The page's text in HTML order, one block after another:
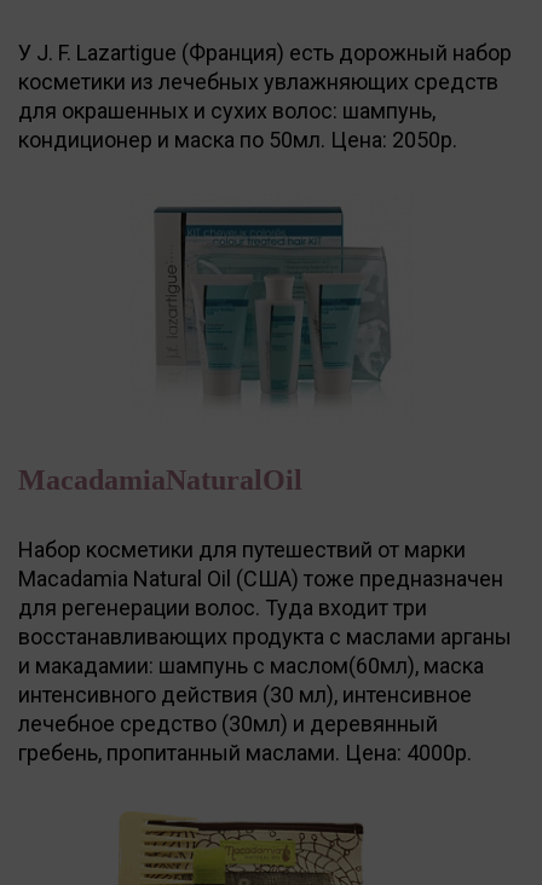
У J. F. Lazartigue (Франция) есть дорожный набор
косметики из лечебных увлажняющих средств
для окрашенных и сухих волос: шампунь,
кондиционер и маска по 50мл. Цена: 2050р.
MacadamiaNaturalOil
Набор косметики для путешествий от марки
Macadamia Natural Oil (США) тоже предназначен
для регенерации волос. Туда входит три
восстанавливающих продукта с маслами арганы
и макадамии: шампунь с маслом(60мл), маска
интенсивного действия (30 мл), интенсивное
лечебное средство (30мл) и деревянный
гребень, пропитанный маслами. Цена: 4000р.